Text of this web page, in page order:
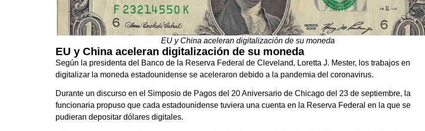
EU y China aceleran digitalización de su moneda
EU y China aceleran digitalización de su moneda
Según la presidenta del Banco de la Reserva Federal de Cleveland, Loretta J. Mester, los trabajos en
digitalizar la moneda estadounidense se aceleraron debido a la pandemia del coronavirus.
Durante un discurso en el Simposio de Pagos del 20 Aniversario de Chicago del 23 de septiembre, la
funcionaria propuso que cada estadounidense tuviera una cuenta en la Reserva Federal en la que se
pudieran depositar dólares digitales.